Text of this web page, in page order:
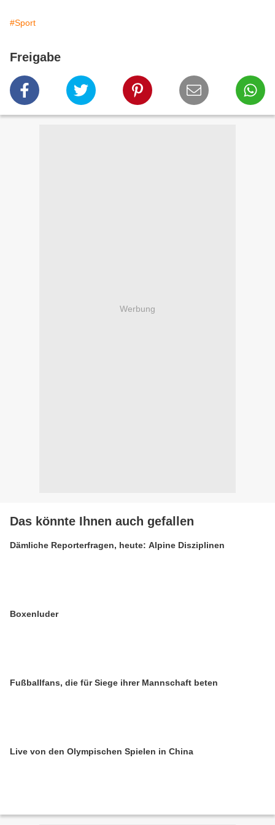
#Sport
Freigabe
Werbung
Das könnte Ihnen auch gefallen
Dämliche Reporterfragen, heute: Alpine Disziplinen
Boxenluder
Fußballfans, die für Siege ihrer Mannschaft beten
Live von den Olympischen Spielen in China